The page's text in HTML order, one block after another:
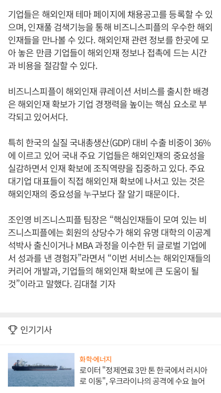
기업들은 해외인재 테마 페이지에 채용공고를 등록할 수 있
으며, 인재풀 검색기능을 통해 비즈니스피플의 우수한 해외
인재들을 만나볼 수 있다. 해외인재 관련 정보를 한곳에 모
아 놓은 만큼 기업들이 해외인재 정보나 접촉에 드는 시간
과 비용을 절감할 수 있다.
비즈니스피플이 해외인재 큐레이션 서비스를 출시한 배경
은 해외인재 확보가 기업 경쟁력을 높이는 핵심 요소로 부
각되고 있어서다.
특히 한국의 실질 국내총생산(GDP) 대비 수출 비중이 36%
에 이르고 있어 국내 주요 기업들은 해외인재의 중요성을
실감하면서 인재 확보에 조직역량을 집중하고 있다. 주요
대기업 대표들이 직접 해외인재 확보에 나서고 있는 것은
해외인재의 중요성을 누구보다 잘 알기 때문이다.
조인영 비즈니스피플 팀장은 “핵심인재들이 모여 있는 비
즈니스피플에는 회원의 상당수가 해외 유명 대학의 이공계
석박사 출신이거나 MBA 과정을 이수한 뒤 글로벌 기업에
서 성과를 낸 경험자”라면서 “이번 서비스는 해외인재들의
커리어 개발과, 기업들의 해외인재 확보에 큰 도움이 될
것”이라고 말했다. 김대철 기자
인기기사
화학·에너지
로이터 "정제연료 3만 톤 한국에서 러시아
로 이동", 우크라이나의 공격에 수요 늘어